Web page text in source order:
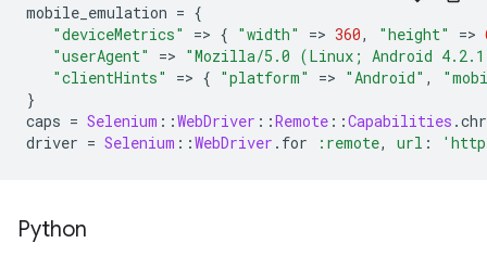
mobile_emulation = {
"deviceMetrics"
=> { "width" => 360, "height" =>
"userAgent"
=> "Mozilla/5.0 (Linux; Android 4.2.1;
"clientHints"
=> { "platform" => "Android" ,
}
caps = Selenium ::WebDriver ::Remote ::Capabilities .
driver = Selenium ::WebDriver . for :remote, url :
Python